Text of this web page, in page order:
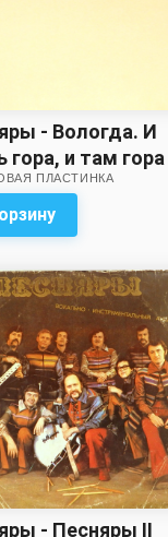
- Вологда. И
гора, и там
до весны
ПЛАСТИНКА
- Песняры II